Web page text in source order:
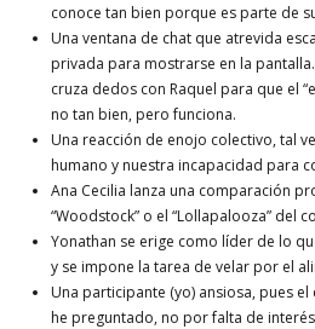
conoce tan bien porque es parte de
Una ventana de chat que atrevida
privada para mostrarse en la pantalla.
cruza dedos con Raquel para que el
no tan bien, pero funciona.
Una reacción de enojo colectivo, tal
humano y nuestra incapacidad para
Ana Cecilia lanza una comparación
“Woodstock” o el “Lollapalooza” del
Yonathan se erige como líder de lo
y se impone la tarea de velar por el
Una participante (yo) ansiosa, pues
he preguntado, no por falta de